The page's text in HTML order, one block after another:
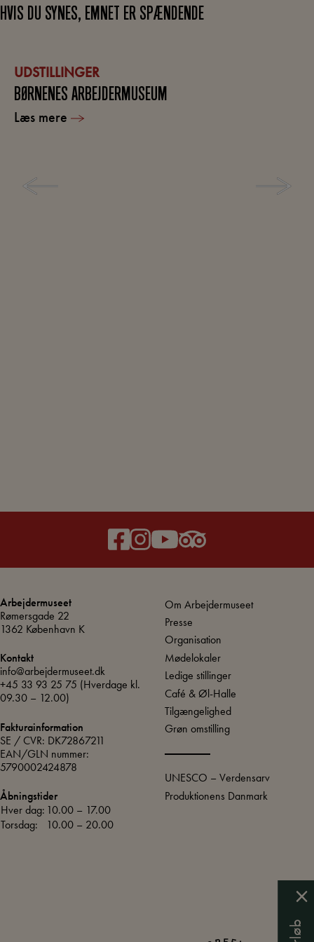
HVIS DU SYNES, EMNET ER SPÆNDENDE
UDSTILLINGER
BØRNENES ARBEJDERMUSEUM
Læs mere
Arbejdermuseet
Rømersgade 22
1362 København K
Kontakt
info@arbejdermuseet.dk
+45 33 93 25 75 (Hverdage kl.
09.30 – 12.00)
Fakturainformation
SE / CVR: DK72867211
EAN/GLN nummer:
5790002424878
Åbningstider
Hver dag: 10.00 – 17.00
Torsdag:
10.00 – 20.00
Om Arbejdermuseet
Presse
Organisation
Mødelokaler
Ledige stillinger
Café & Øl-Halle
Tilgængelighed
Grøn omstilling
UNESCO – Verdensarv
Produktionens Danmark